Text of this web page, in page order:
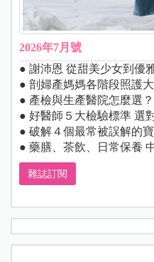
2026年7月號
● 謝沛恩 從甜美少女到優
● 剖婦產媽媽各階段照護
● 產檢與生產醫院怎麼選？
● 好醫師５大檢驗標準 選
● 破解４個最常被誤解的
● 藥膳、茶飲、日常保養
雜誌訂閱